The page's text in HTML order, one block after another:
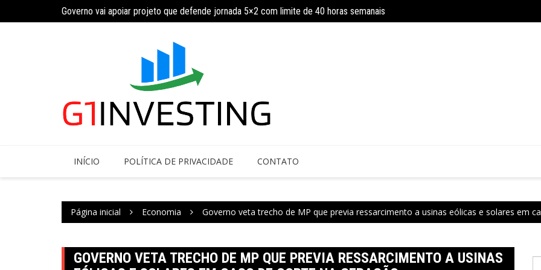
Governo vai apoiar projeto que defende jornada 5×2 com limite de 40 horas semanais
INSS amplia temporariamente prazo de auxílio-doença sem perícia; entenda mudanças
Concurso do IBGE tem 9 mil vagas
INÍCIO POLÍTICA DE PRIVACIDADE CONTATO
Página inicial Economia Governo veta trecho de MP que previa ressarcimento a usinas eólicas e solares em
GOVERNO VETA TRECHO DE MP QUE PREVIA RESSARCIMENTO A USINAS